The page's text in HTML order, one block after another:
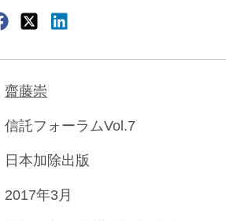
齋藤崇
信託フォーラムVol.7
日本加除出版
2017年3月